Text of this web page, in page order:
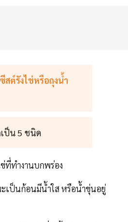
ซีสต์รังไข่หรือถุงน้ำ
ป็น 5 ชนิด
ที่ทำงานบกพร่อง
เป็นก้อนมีน้ำใส หรือน้ำขุ่นอยู่